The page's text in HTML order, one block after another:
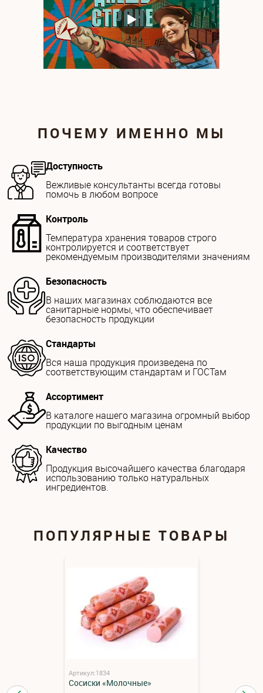
ПОЧЕМУ ИМЕННО МЫ
Доступность
Вежливые консультанты всегда готовы
помочь в любом вопросе
Контроль
Температура хранения товаров строго
контролируется и соответствует
рекомендуемым производителями значениям
Безопасность
В наших магазинах соблюдаются все
санитарные нормы, что обеспечивает
безопасность продукции
Стандарты
Вся наша продукция произведена по
соответствующим стандартам и ГОСТам
Ассортимент
В каталоге нашего магазина огромный выбор
продукции по выгодным ценам
Качество
Продукция высочайшего качества благодаря
использованию только натуральных
ингредиентов.
ПОПУЛЯРНЫЕ ТОВАРЫ
Артикул:1834
Сосиски «Молочные»